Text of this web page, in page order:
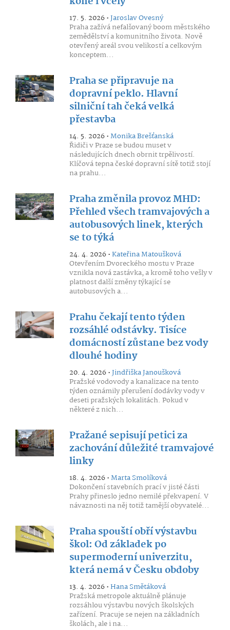
17. 5. 2026 •Jaroslav Ovesný
Praha zažívá nefalšovaný boom městského
zemědělství a komunitního života. Nově
otevřený areál svou velikostí a celkovým
konceptem...
Praha se připravuje na
dopravní peklo. Hlavní
silniční tah čeká velká
přestavba
14. 5. 2026 •Monika Brešťanská
Řidiči v Praze se budou muset v
následujících dnech obrnit trpělivostí.
Klíčová tepna české dopravní sítě totiž stojí
na prahu...
Praha změnila provoz MHD:
Přehled všech tramvajových a
autobusových linek, kterých
se to týká
24. 4. 2026 •Kateřina Matoušková
Otevřením Dvoreckého mostu v Praze
vznikla nová zastávka, a kromě toho vešly v
platnost další změny týkající se
autobusových a...
Prahu čekají tento týden
rozsáhlé odstávky. Tisíce
domácností zůstane bez vody
dlouhé hodiny
20. 4. 2026 •Jindřiška Janoušková
Pražské vodovody a kanalizace na tento
týden oznámily přerušení dodávky vody v
deseti pražských lokalitách. Pokud v
některé z nich...
Pražané sepisují petici za
zachování důležité tramvajové
linky
18. 4. 2026 •Marta Smolíková
Dokončení stavebních prací v jisté části
Prahy přineslo jedno nemilé překvapení. V
návaznosti na něj totiž tamější obyvatelé...
Praha spouští obří výstavbu
škol: Od základek po
supermoderní univerzitu,
která nemá v Česku obdoby
13. 4. 2026 •Hana Smětáková
Pražská metropole aktuálně plánuje
rozsáhlou výstavbu nových školských
zařízení. Pracuje se nejen na základních
školách, ale i na...